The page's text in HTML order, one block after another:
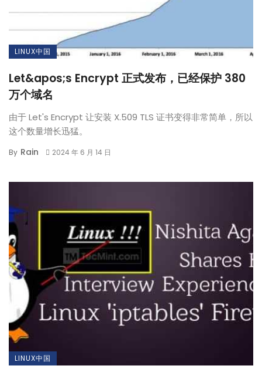
LINUX中国
Let&apos;s Encrypt 正式发布，已经保护 380
万个域名
由于 Let's Encrypt 让安装 X.509 TLS 证书变得非常简单，所以
这个数量增长迅猛。
By Rain 2024 年 6 月 14 日
LINUX中国